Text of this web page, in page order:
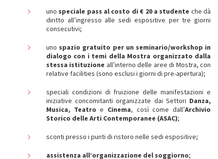
uno speciale pass al costo di € 20 a studente che dà
diritto all’ingresso alle sedi espositive per tre giorni
consecutivi;
uno spazio gratuito per un seminario/workshop in
dialogo con i temi della Mostra organizzato dalla
stessa istituzione all’interno delle aree di Mostra, con
relative facilities (sono esclusi i giorni di pre-apertura);
speciali condizioni di fruizione delle manifestazioni e
iniziative concomitanti organizzate dai Settori Danza,
Musica, Teatro e Cinema, così come dall’Archivio
Storico delle Arti Contemporanee (ASAC);
sconti presso i punti di ristoro nelle sedi espositive;
assistenza all’organizzazione del soggiorno;